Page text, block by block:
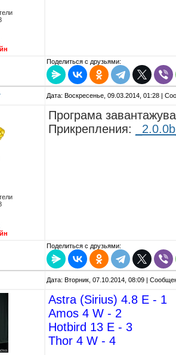
Поделиться с друзьями:
Дата: Воскресенье, 09.03.2014, 01:28 |
Програма
Прикрепления:
Поделиться с друзьями:
Дата: Вторник, 07.10.2014, 08:09 |
Astra (Sirius) 4.8 E - 1
Amos 4 W - 2
Hotbird 13 E - 3
Thor 4 W - 4